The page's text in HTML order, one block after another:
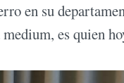
en su
es quien